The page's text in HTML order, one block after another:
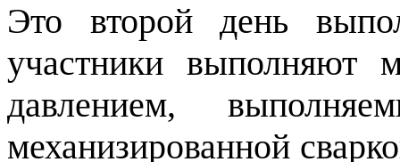
Это второй день
участники
давлением,
механизированной